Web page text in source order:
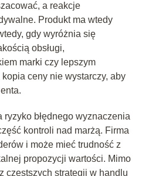
a reakcje
Produkt ma wtedy
gdy wyróżnia się
obsługi,
marki czy lepszym
kopia ceny nie wystarczy, aby
błędnego wyznaczenia
kontroli nad marżą. Firma
i może mieć trudność z
propozycji wartości. Mimo
częstszych strategii w handlu